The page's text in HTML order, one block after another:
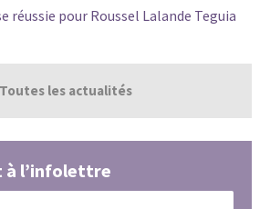
réussie pour Roussel Lalande Teguia
Toutes les actualités
à l’infolettre